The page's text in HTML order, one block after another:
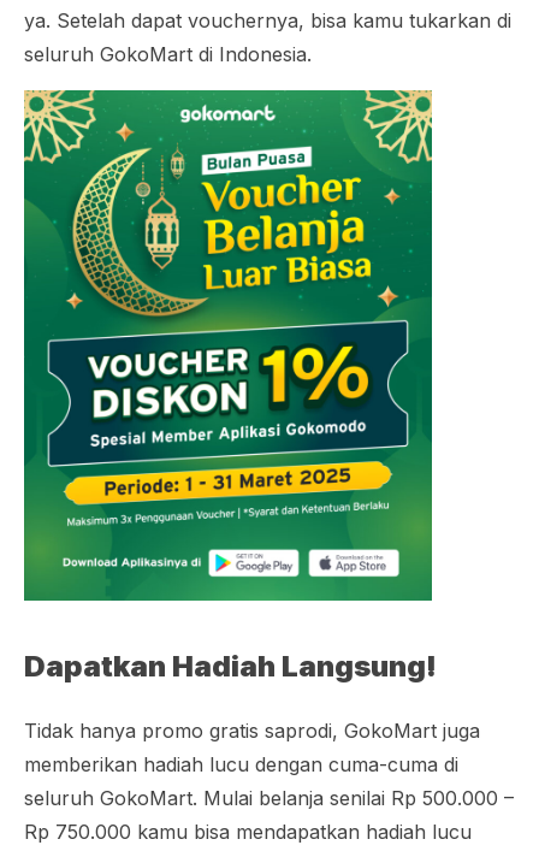
ya. Setelah dapat vouchernya, bisa kamu tukarkan di
seluruh GokoMart di Indonesia.
Dapatkan Hadiah Langsung!
Tidak hanya promo gratis saprodi, GokoMart juga
memberikan hadiah lucu dengan cuma-cuma di
seluruh GokoMart. Mulai belanja senilai Rp 500.000 –
Rp 750.000 kamu bisa mendapatkan hadiah lucu